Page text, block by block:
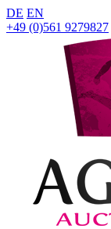
DE EN
+49 (0)561 9279827